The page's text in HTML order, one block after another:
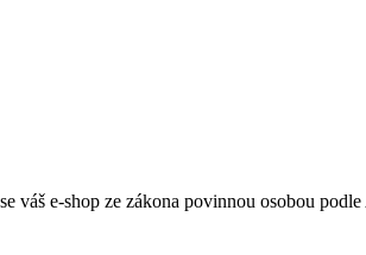
váš e-shop ze zákona povinnou osobou